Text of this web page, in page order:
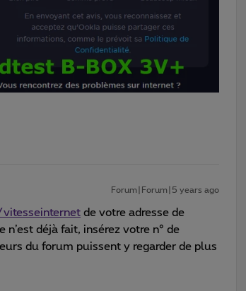
Forum|Forum|5 years ago
de votre adresse de
déjà fait, insérez votre n° de
du forum puissent y regarder de plus